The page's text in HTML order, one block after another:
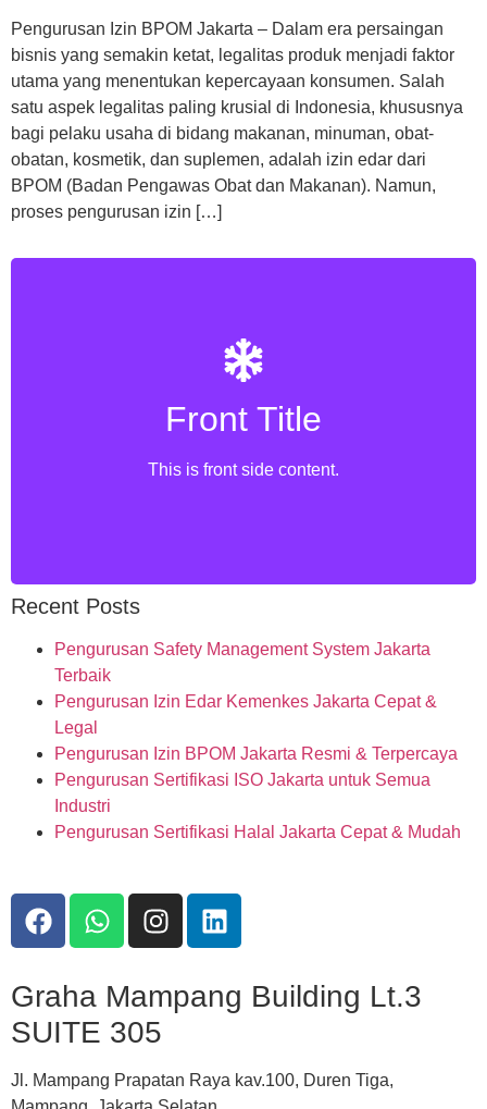
Pengurusan Izin BPOM Jakarta – Dalam era persaingan
bisnis yang semakin ketat, legalitas produk menjadi faktor
utama yang menentukan kepercayaan konsumen. Salah
satu aspek legalitas paling krusial di Indonesia, khususnya
bagi pelaku usaha di bidang makanan, minuman, obat-
obatan, kosmetik, dan suplemen, adalah izin edar dari
BPOM (Badan Pengawas Obat dan Makanan). Namun,
proses pengurusan izin […]
Front Title
This is front side content.
Back Title
This is back side content.
Recent Posts
Pengurusan Safety Management System Jakarta
Terbaik
Pengurusan Izin Edar Kemenkes Jakarta Cepat &
Legal
Pengurusan Izin BPOM Jakarta Resmi & Terpercaya
Pengurusan Sertifikasi ISO Jakarta untuk Semua
Industri
Pengurusan Sertifikasi Halal Jakarta Cepat & Mudah
Graha Mampang Building Lt.3
SUITE 305
Jl. Mampang Prapatan Raya kav.100, Duren Tiga,